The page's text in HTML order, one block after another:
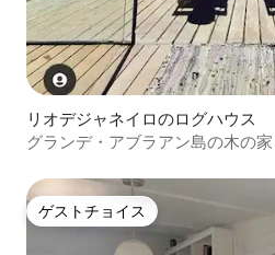
リオデジャネイロのログハウス
ゲストチョイス
ゲストチョイス